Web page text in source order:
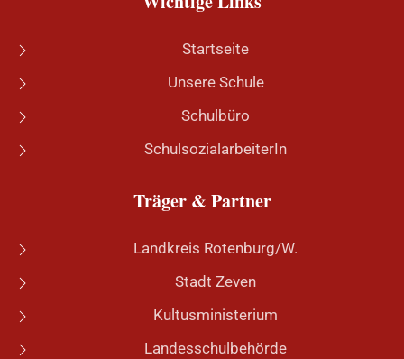
Startseite
Unsere Schule
Schulbüro
SchulsozialarbeiterIn
Träger & Partner
Landkreis Rotenburg/W.
Stadt Zeven
Kultusministerium
Landesschulbehörde